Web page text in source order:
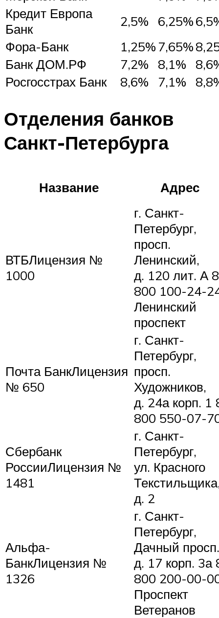
Кредит Европа
Банк
2,5% 6,25%
Фора-Банк
1,25% 7,65%
Банк ДОМ.РФ
7,2% 8,1%
Росгосстрах Банк
8,6% 7,1%
Отделения банков
Санкт-Петербурга
Название Адрес
ВТБЛицензия №
1000
г. Санкт-
Петербург,
просп.
Ленинский,
д. 120 лит. А 8
800 100-24-
Ленинский
проспект
Почта БанкЛицензия
№ 650
г. Санкт-
Петербург,
просп.
Художников,
д. 24а корп. 1
800 550-07-
Сбербанк
РоссииЛицензия №
1481
г. Санкт-
Петербург,
ул. Красного
д. 2
Альфа-
БанкЛицензия №
1326
г. Санкт-
Петербург,
Дачный
д. 17 корп. 3а
800 200-00-
Проспект
Ветеранов